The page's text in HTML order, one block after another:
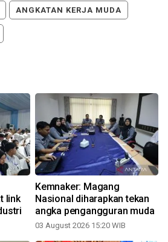
ANGKATAN KERJA MUDA
link
Kemnaker: Magang
Nasional diharapkan tekan
angka pengangguran muda
03 August 2026 15:20 WIB